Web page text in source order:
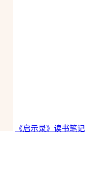
《启示录》读书笔记